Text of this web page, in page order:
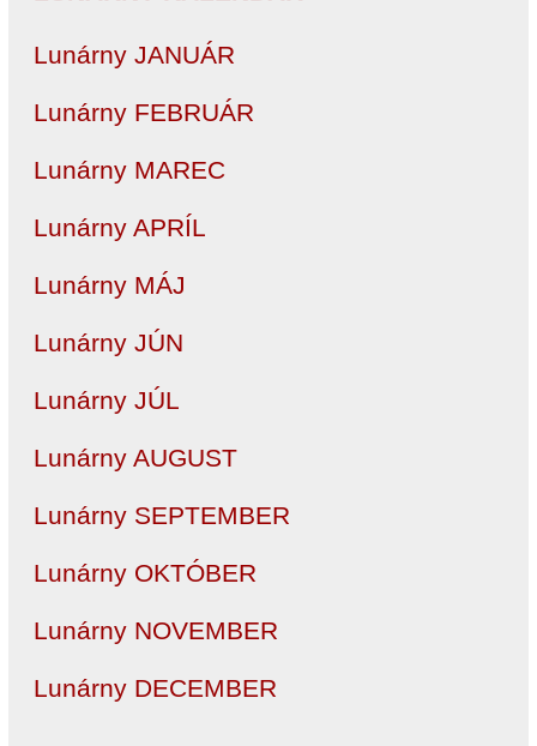
Lunárny JANUÁR
Lunárny FEBRUÁR
Lunárny MAREC
Lunárny APRÍL
Lunárny MÁJ
Lunárny JÚN
Lunárny JÚL
Lunárny AUGUST
Lunárny SEPTEMBER
Lunárny OKTÓBER
Lunárny NOVEMBER
Lunárny DECEMBER